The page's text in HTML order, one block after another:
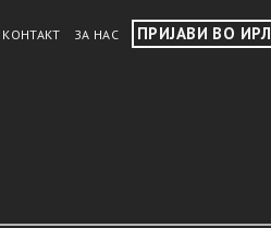
КОНТАКТ ЗА НАС ПРИЈАВИ ВО ИРЛ